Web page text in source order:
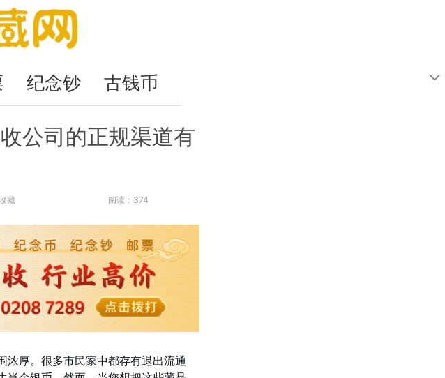
纪念钞 古钱币
公司的正规渠道有
藏 阅读：374
浓厚。很多市民家中都存有退出流通